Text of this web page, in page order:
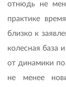
отнюдь не
практике
близко к
колесная база
от динамики
не менее